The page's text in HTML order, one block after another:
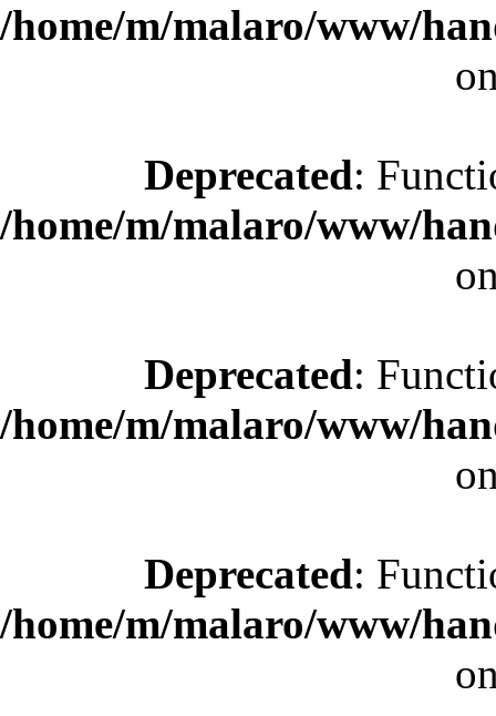
/home/m/malaro/www/
Deprecated:
/home/m/malaro/www/
Deprecated:
/home/m/malaro/www/
Deprecated:
/home/m/malaro/www/